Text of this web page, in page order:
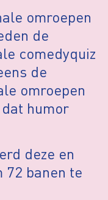
omroepen
de
comedyquiz
de
omroepen
humor
deze en
72 banen te